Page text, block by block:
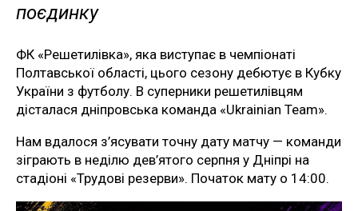
поєдинку
ФК «Решетилівка», яка виступає в чемпіонаті
Полтавської області, цього сезону дебютує в Кубку
України з футболу. В суперники решетилівцям
дісталася дніпровська команда «Ukrainian Team».
Нам вдалося з’ясувати точну дату матчу — команди
зіграють в неділю дев’ятого серпня у Дніпрі на
стадіоні «Трудові резерви». Початок мату о 14:00.